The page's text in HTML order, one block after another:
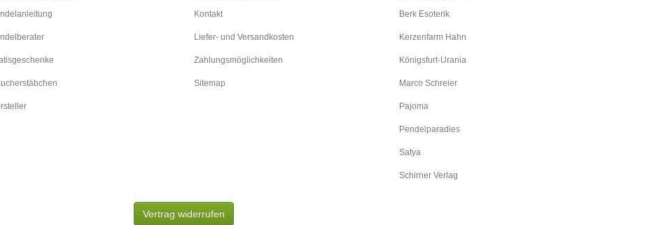
Kontakt
Liefer- und Versandkosten
Zahlungsmöglichkeiten
Sitemap
Berk Esoterik
Kerzenfarm Hahn
Königsfurt-Urania
Marco Schreier
Pajoma
Pendelparadies
Satya
Schirner Verlag
Vertrag widerrufen